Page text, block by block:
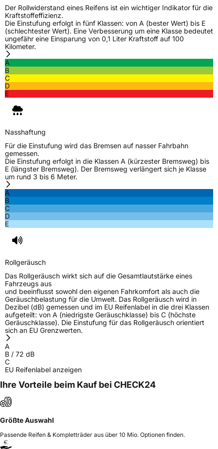
ZustandNeureifen
VerstärktXL
EU Label
Rollgeräusch (dB)72
FahrzeugklasseC1
3PMSF / Schneeflockensymbol / Alpine-Symbol
Allgemeine Produktsicherheit (GPSR)
Der Rollwiderstand eines Reifens ist ein wichtiger Indikator für die
Kraftstoffeffizienz.
Die Einstufung erfolgt in fünf Klassen: von A (bester Wert) bis E
(schlechtester Wert). Eine Verbesserung um eine Klasse bedeutet
ungefähr eine Einsparung von 0,1 Liter Kraftstoff auf 100
Kilometer.
A
B
C
D
E
Nasshaftung
Für die Einstufung wird das Bremsen auf nasser Fahrbahn
gemessen.
Die Einstufung erfolgt in die Klassen A (kürzester Bremsweg) bis
E (längster Bremsweg). Der Bremsweg verlängert sich je Klasse
um rund 3 bis 6 Meter.
A
B
C
D
E
Rollgeräusch
Das Rollgeräusch wirkt sich auf die Gesamtlautstärke eines
Fahrzeugs aus
und beeinflusst sowohl den eigenen Fahrkomfort als auch die
Geräuschbelastung für die Umwelt. Das Rollgeräusch wird in
Dezibel (dB) gemessen und im EU Reifenlabel in die drei Klassen
aufgeteilt: von A (niedrigste Geräuschklasse) bis C (höchste
Geräuschklasse). Die Einstufung für das Rollgeräusch orientiert
sich an EU Grenzwerten.
A
B / 72 dB
C
EU Reifenlabel anzeigen
Ihre Vorteile beim Kauf bei CHECK24
Größte Auswahl
Passende Reifen & Kompletträder aus über 10 Mio. Optionen finden.